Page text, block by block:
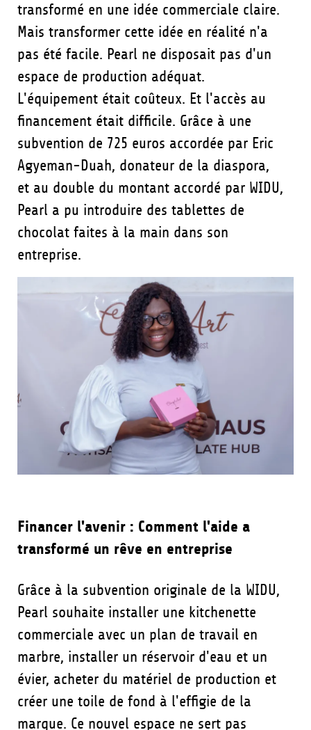
transformé en une idée commerciale claire.
Mais transformer cette idée en réalité n'a
pas été facile. Pearl ne disposait pas d'un
espace de production adéquat.
L'équipement était coûteux. Et l'accès au
financement était difficile. Grâce à une
subvention de 725 euros accordée par Eric
Agyeman-Duah, donateur de la diaspora,
et au double du montant accordé par WIDU,
Pearl a pu introduire des tablettes de
chocolat faites à la main dans son
entreprise.
Financer l'avenir : Comment l'aide a
transformé un rêve en entreprise
Grâce à la subvention originale de la WIDU,
Pearl souhaite installer une kitchenette
commerciale avec un plan de travail en
marbre, installer un réservoir d'eau et un
évier, acheter du matériel de production et
créer une toile de fond à l'effigie de la
marque. Ce nouvel espace ne sert pas